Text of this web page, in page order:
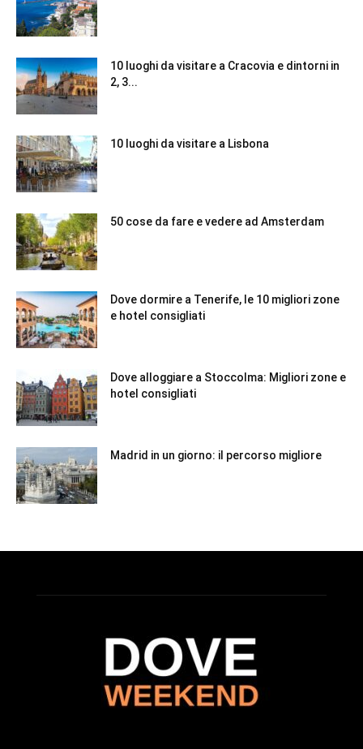
10 luoghi da visitare a Cracovia e dintorni in
2, 3...
10 luoghi da visitare a Lisbona
50 cose da fare e vedere ad Amsterdam
Dove dormire a Tenerife, le 10 migliori zone
e hotel consigliati
Dove alloggiare a Stoccolma: Migliori zone e
hotel consigliati
Madrid in un giorno: il percorso migliore